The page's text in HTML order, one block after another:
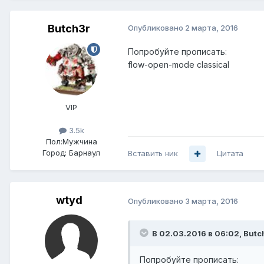
Butch3r
VIP
3.5k
Пол:Мужчина
Город: Барнаул
Опубликовано 2 марта, 2016
Попробуйте прописать:
flow-open-mode classical
Вставить ник Цитата
wtyd Опубликовано 3 марта, 2016
В 02.03.2016 в 06:02,
Попробуйте прописать: